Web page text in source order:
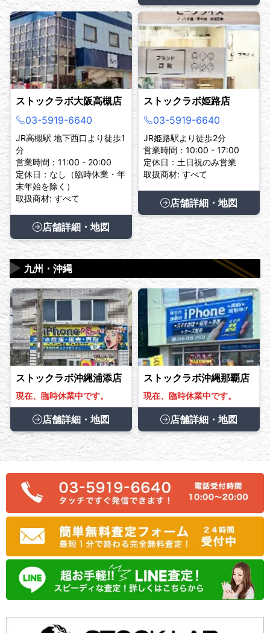
ストックラボ大阪高槻店
03-5919-6640
JR高槻駅 地下西口より徒歩1
分
営業時間：11:00 - 20:00
定休日：なし（臨時休業・年
末年始を除く）
取扱商材: すべて
店舗詳細・地図
ストックラボ姫路店
03-5919-6640
JR姫路駅より徒歩2分
営業時間：10:00 - 17:00
定休日：土日祝のみ営業
取扱商材: すべて
店舗詳細・地図
九州・沖縄
▶
ストックラボ沖縄浦添店
現在、臨時休業中です。
店舗詳細・地図
ストックラボ沖縄那覇店
現在、臨時休業中です。
店舗詳細・地図